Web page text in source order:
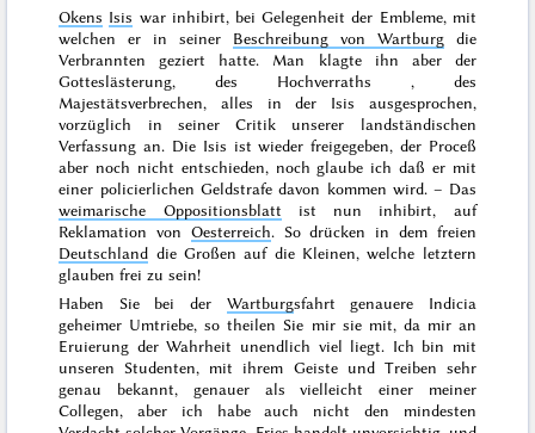
Okens Isis war inhibirt, bei Gelegenheit der Embleme, mit
welchen er in seiner Beschreibung von Wartburgdie
Verbrannten geziert hatte. Man klagte ihn aber der
Gotteslästerung, des Hochverraths , des
Majestätsverbrechen, alles in der Isis ausgesprochen,
vorzüglich in seiner Critik unserer landständischen
Verfassung an. Die Isis ist wieder freigegeben, der Proceß
aber noch nicht entschieden, noch glaube ich daß er mit
einer policierlichen Geldstrafe davon kommen wird. – Das
weimarische Oppositionsblatt ist nun inhibirt, auf
Reklamation von Oesterreich. So drücken in dem freien
Deutschland die Großen auf die Kleinen, welche letztern
glauben frei zu sein!
Haben Sie bei der Wartburgsfahrt genauere Indicia
geheimer Umtriebe, so theilen Sie mir sie mit, da mir an
Eruierung der Wahrheit unendlich viel liegt. Ich bin mit
unseren Studenten, mit ihrem Geiste und Treiben sehr
genau bekannt, genauer als vielleicht einer meiner
Collegen, aber ich habe auch nicht den mindesten